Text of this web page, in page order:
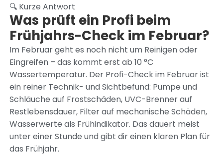
🔍 Kurze Antwort
Was prüft ein Profi beim
Frühjahrs-Check im Februar?
Im Februar geht es noch nicht um Reinigen oder
Eingreifen – das kommt erst ab 10 °C
Wassertemperatur. Der Profi-Check im Februar ist
ein reiner Technik- und Sichtbefund: Pumpe und
Schläuche auf Frostschäden, UVC-Brenner auf
Restlebensdauer, Filter auf mechanische Schäden,
Wasserwerte als Frühindikator. Das dauert meist
unter einer Stunde und gibt dir einen klaren Plan für
das Frühjahr.